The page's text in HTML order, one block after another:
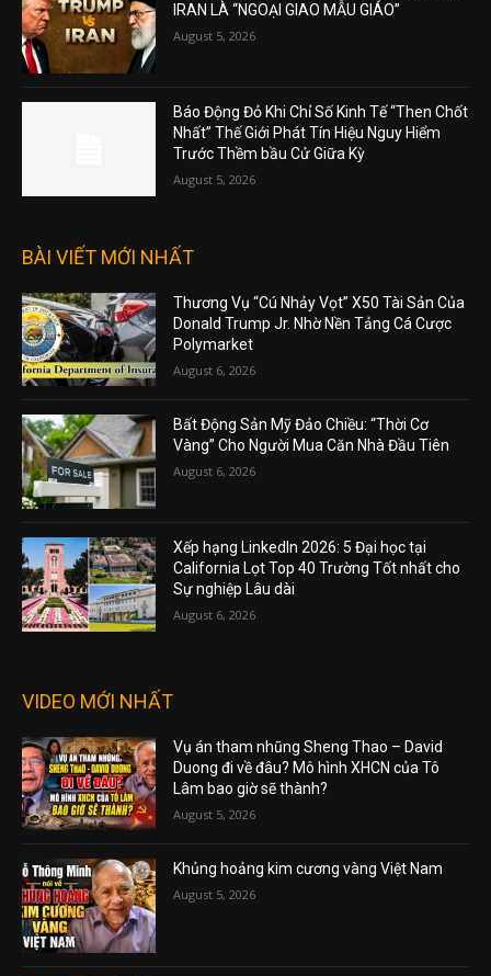
IRAN LÀ “NGOẠI GIAO MẪU GIÁO”
August 5, 2026
Báo Động Đỏ Khi Chỉ Số Kinh Tế “Then Chốt
Nhất” Thế Giới Phát Tín Hiệu Nguy Hiểm
Trước Thềm bầu Cử Giữa Kỳ
August 5, 2026
BÀI VIẾT MỚI NHẤT
Thương Vụ “Cú Nhảy Vọt” X50 Tài Sản Của
Donald Trump Jr. Nhờ Nền Tảng Cá Cược
Polymarket
August 6, 2026
Bất Động Sản Mỹ Đảo Chiều: “Thời Cơ
Vàng” Cho Người Mua Căn Nhà Đầu Tiên
August 6, 2026
Xếp hạng LinkedIn 2026: 5 Đại học tại
California Lọt Top 40 Trường Tốt nhất cho
Sự nghiệp Lâu dài
August 6, 2026
VIDEO MỚI NHẤT
Vụ án tham nhũng Sheng Thao – David
Duong đi về đâu? Mô hình XHCN của Tô
Lâm bao giờ sẽ thành?
August 5, 2026
Khủng hoảng kim cương vàng Việt Nam
August 5, 2026